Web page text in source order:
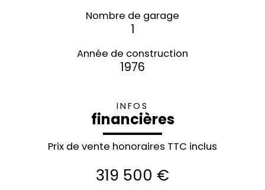
Nombre de garage
1
Année de construction
1976
INFOS
financières
Prix de vente honoraires TTC inclus
319 500 €